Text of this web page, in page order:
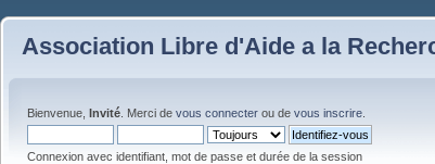
Association Libre d'Aide a la
Bienvenue, Invité . Merci de vous connecter ou de vous inscrire
Connexion avec identifiant, mot de passe et durée de la session